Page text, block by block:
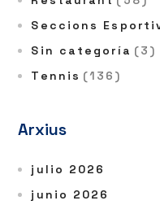
Seccions
Sin categoría (3)
Tennis (136)
Arxius
julio 2026
junio 2026